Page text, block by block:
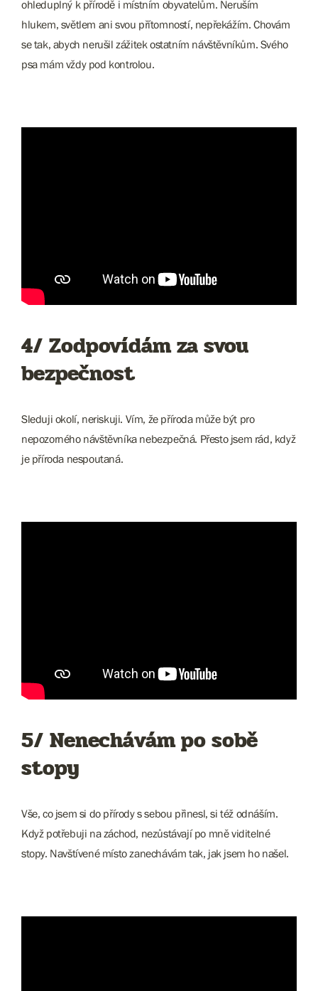
ohleduplný k přírodě i místním obyvatelům. Neruším
hlukem, světlem ani svou přítomností, nepřekážím. Chovám
se tak, abych nerušil zážitek ostatním návštěvníkům. Svého
psa mám vždy pod kontrolou.
4/ Zodpovídám za svou
bezpečnost
Sleduji okolí, neriskuji. Vím, že příroda může být pro
nepozorného návštěvníka nebezpečná. Přesto jsem rád, když
je příroda nespoutaná.
5/ Nenechávám po sobě
stopy
Vše, co jsem si do přírody s sebou přinesl, si též odnáším.
Když potřebuji na záchod, nezůstávají po mně viditelné
stopy. Navštívené místo zanechávám tak, jak jsem ho našel.